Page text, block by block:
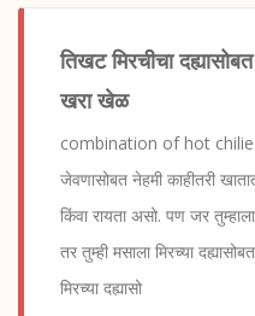
तिखट मिरचीचा
खरा खेळ
combination of hot
जेवणासोबत नेहमी काहीतरी
किंवा रायता असो. पण जर
तर तुम्ही मसाला मिरच्या
मिरच्या दह्यासो